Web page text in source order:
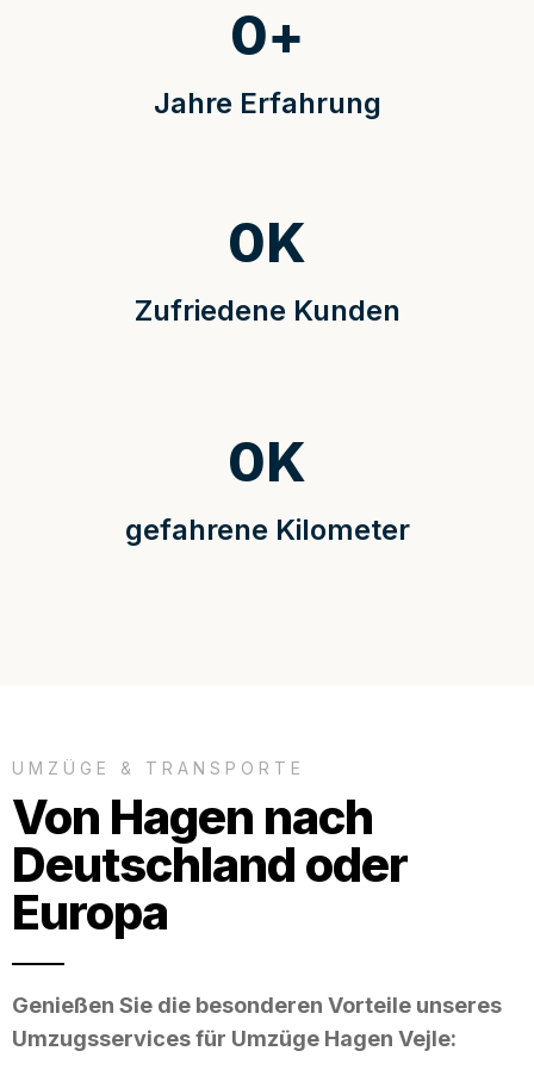
Jahre Erfahrung
0+
Zufriedene Kunden
0K
gefahrene Kilometer
0K
UMZÜGE & TRANSPORTE
Von Hagen nach
Deutschland oder
Europa
Genießen Sie die besonderen Vorteile unseres
Umzugsservices für Umzüge Hagen Vejle: